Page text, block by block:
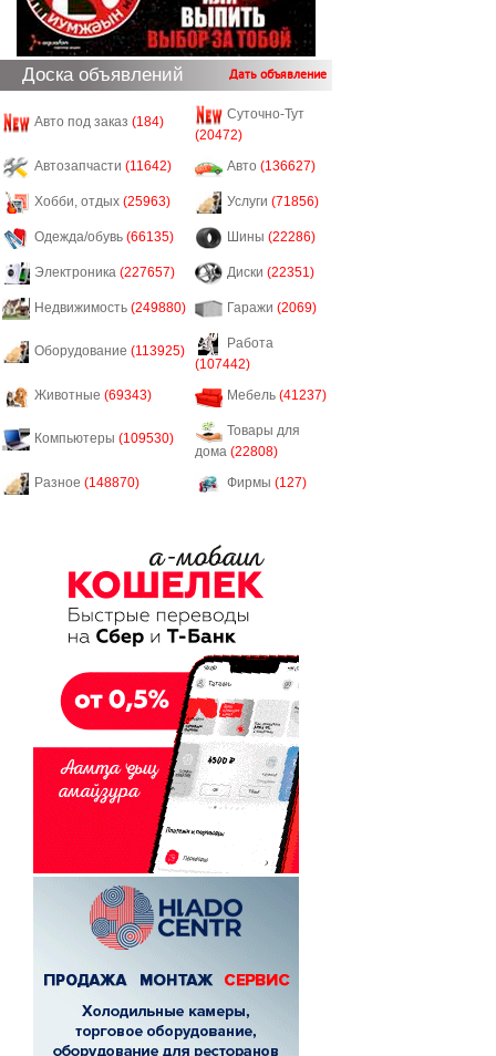
Доска объявлений Дать объявление
Авто под заказ (184)
Суточно-Тут
(20472)
Автозапчасти (11642) Авто (136627)
Хобби, отдых (25963) Услуги (71856)
Одежда/обувь (66135) Шины (22286)
Электроника (227657) Диски (22351)
Недвижимость (249880) Гаражи (2069)
Оборудование (113925)
Работа
(107442)
Животные (69343) Мебель (41237)
Компьютеры (109530)
Товары для
дома (22808)
Разное (148870) Фирмы (127)